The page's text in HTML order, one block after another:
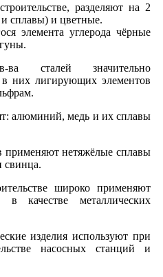
разделяют на 2
сплавы) и цветные.
элемента углерода чёрные
ва сталей значительно
них лигирующих элементов
алюминий, медь и их сплавы
применяют нетяжёлые сплавы
свинца.
широко применяют
в качестве металлических
изделия используют при
насосных станций и